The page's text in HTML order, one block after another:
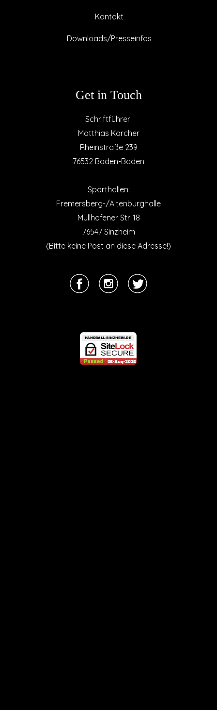
Kontakt
Downloads/Presseinfos
Get in Touch
Schriftführer:
Matthias Karcher
Rheinstraße 239
76532 Baden-Baden
Sporthallen:
Fremersberg-/Altenburghalle
Müllhofener Str. 18
76547 Sinzheim
(Bitte keine Post an diese Adresse!)